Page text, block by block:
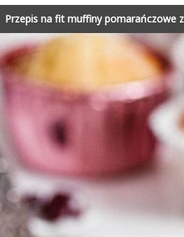
Przepis na fit muffiny pomarańczowe